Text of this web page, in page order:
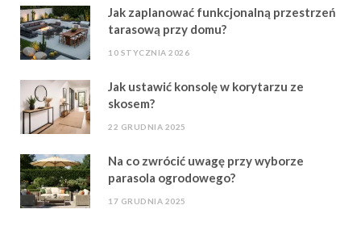
Jak zaplanować funkcjonalną przestrzeń
tarasową przy domu?
10 STYCZNIA 2026
Jak ustawić konsolę w korytarzu ze
skosem?
22 GRUDNIA 2025
Na co zwrócić uwagę przy wyborze
parasola ogrodowego?
17 GRUDNIA 2025